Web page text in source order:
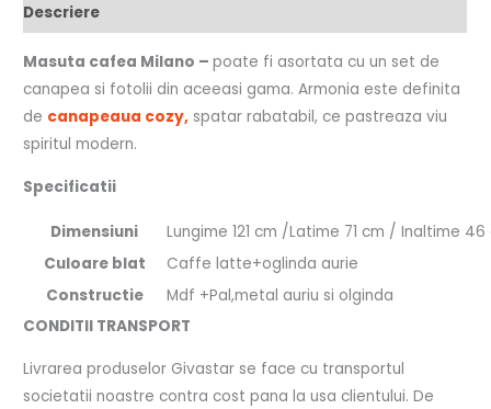
Descriere
Masuta cafea Milano –poate fi asortata cu un set de
canapea si fotolii din aceeasi gama. Armonia este definita
de canapeaua cozy, spatar rabatabil, ce pastreaza viu
spiritul modern.
Specificatii
Dimensiuni
Lungime 121 cm /Latime 71 cm / Inaltime 46
Culoare blat
Caffe latte+oglinda aurie
Constructie
Mdf +Pal,metal auriu si olginda
CONDITII TRANSPORT
Livrarea produselor Givastar se face cu transportul
societatii noastre contra cost pana la usa clientului. De